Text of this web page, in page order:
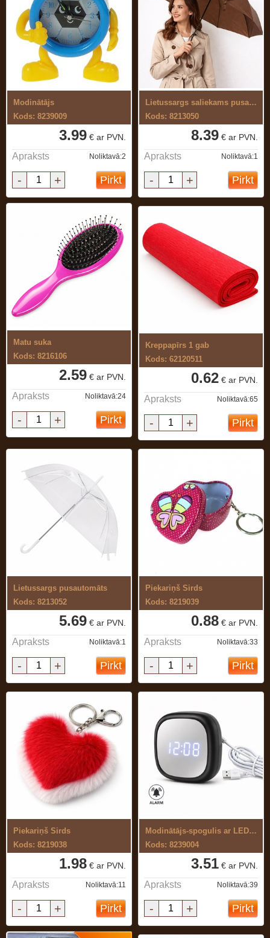
Modinātājs
Kods: 8239009
3.99 € ar PVN.
Apraksts Noliktavā:2
- + Pirkt
Lietussargs saliekams pusautomātisks
Kods: 8213050
8.39 € ar PVN.
Apraksts Noliktavā:1
- + Pirkt
Matu suka
Kods: 8216106
2.59 € ar PVN.
Apraksts Noliktavā:24
- + Pirkt
Kreppapīrs 1 gab
Kods: 62120511
0.62 € ar PVN.
Apraksts Noliktavā:65
- + Pirkt
Lietussargs pusautomāts
Kods: 8213052
5.69 € ar PVN.
Apraksts Noliktavā:1
- + Pirkt
Piekariņš Sirds
Kods: 8219039
0.88 € ar PVN.
Apraksts Noliktavā:33
- + Pirkt
Piekariņš Sirds
Kods: 8219038
1.98 € ar PVN.
Apraksts Noliktavā:11
- + Pirkt
Modinātājs-spogulis ar LED gaismu.
Kods: 8239004
3.51 € ar PVN.
Apraksts Noliktavā:39
- + Pirkt